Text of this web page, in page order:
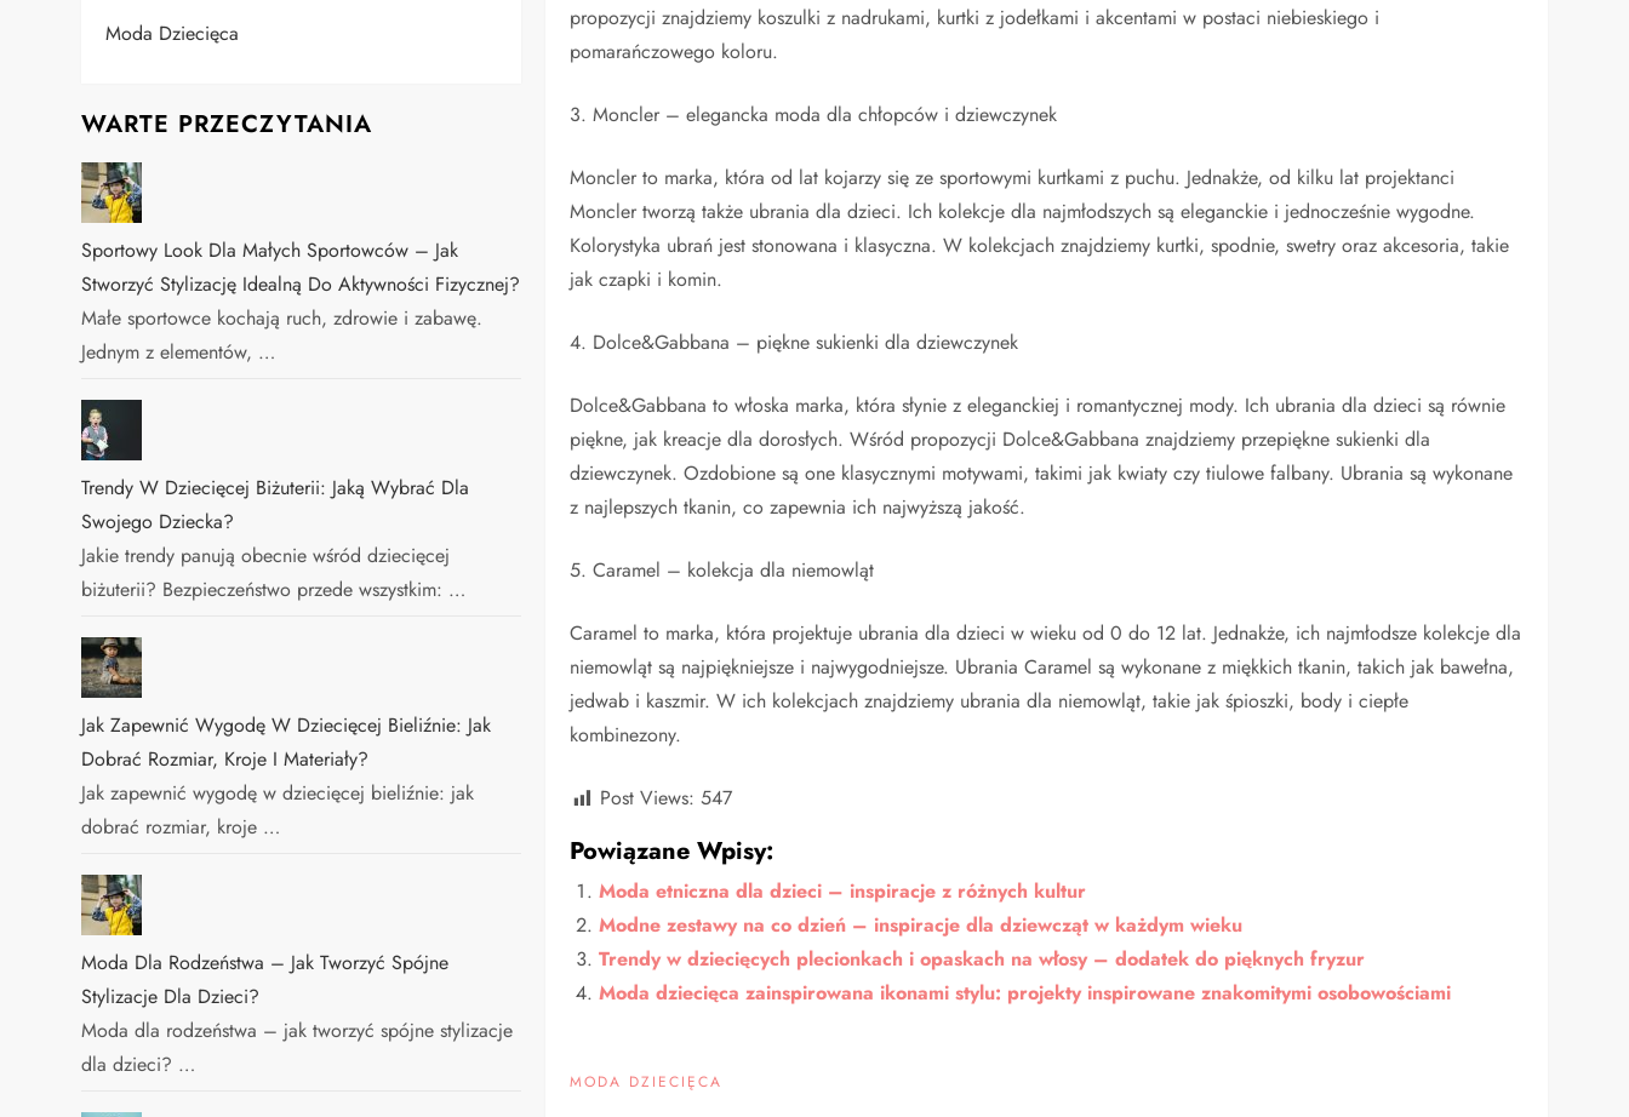
propozycji znajdziemy koszulki z nadrukami, kurtki z jodełkami i akcentami w postaci niebieskiego i
pomarańczowego koloru.
3. Moncler – elegancka moda dla chłopców i dziewczynek
Moncler to marka, która od lat kojarzy się ze sportowymi kurtkami z puchu. Jednakże, od kilku lat projektanci
Moncler tworzą także ubrania dla dzieci. Ich kolekcje dla najmłodszych są eleganckie i jednocześnie wygodne.
Kolorystyka ubrań jest stonowana i klasyczna. W kolekcjach znajdziemy kurtki, spodnie, swetry oraz akcesoria, takie
jak czapki i komin.
4. Dolce&Gabbana – piękne sukienki dla dziewczynek
Dolce&Gabbana to włoska marka, która słynie z eleganckiej i romantycznej mody. Ich ubrania dla dzieci są równie
piękne, jak kreacje dla dorosłych. Wśród propozycji Dolce&Gabbana znajdziemy przepiękne sukienki dla
dziewczynek. Ozdobione są one klasycznymi motywami, takimi jak kwiaty czy tiulowe falbany. Ubrania są wykonane
z najlepszych tkanin, co zapewnia ich najwyższą jakość.
5. Caramel – kolekcja dla niemowląt
Caramel to marka, która projektuje ubrania dla dzieci w wieku od 0 do 12 lat. Jednakże, ich najmłodsze kolekcje dla
niemowląt są najpiękniejsze i najwygodniejsze. Ubrania Caramel są wykonane z miękkich tkanin, takich jak bawełna,
jedwab i kaszmir. W ich kolekcjach znajdziemy ubrania dla niemowląt, takie jak śpioszki, body i ciepłe
kombinezony.
Post Views: 547
Powiązane Wpisy:
Moda etniczna dla dzieci – inspiracje z różnych kultur
Modne zestawy na co dzień – inspiracje dla dziewcząt w każdym wieku
Trendy w dziecięcych plecionkach i opaskach na włosy – dodatek do pięknych fryzur
Moda dziecięca zainspirowana ikonami stylu: projekty inspirowane znakomitymi osobowościami
MODA DZIECIĘCA
Moda Dziecięca
WARTE PRZECZYTANIA
Sportowy Look Dla Małych Sportowców – Jak
Stworzyć Stylizację Idealną Do Aktywności Fizycznej?
Małe sportowce kochają ruch, zdrowie i zabawę.
Jednym z elementów, …
Trendy W Dziecięcej Biżuterii: Jaką Wybrać Dla
Swojego Dziecka?
Jakie trendy panują obecnie wśród dziecięcej
biżuterii? Bezpieczeństwo przede wszystkim: …
Jak Zapewnić Wygodę W Dziecięcej Bieliźnie: Jak
Dobrać Rozmiar, Kroje I Materiały?
Jak zapewnić wygodę w dziecięcej bieliźnie: jak
dobrać rozmiar, kroje …
Moda Dla Rodzeństwa – Jak Tworzyć Spójne
Stylizacje Dla Dzieci?
Moda dla rodzeństwa – jak tworzyć spójne stylizacje
dla dzieci? …